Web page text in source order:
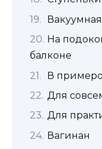
На
балконе
В
Для
Для
Вагинан